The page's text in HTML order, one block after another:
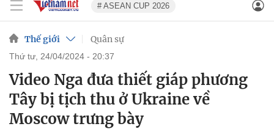
# ASEAN CUP 2026
Thế giới Quân sự
thứ tư, 24/04/2024 - 20:37
Video Nga đưa thiết giáp phương
Tây bị tịch thu ở Ukraine về
Moscow trưng bày